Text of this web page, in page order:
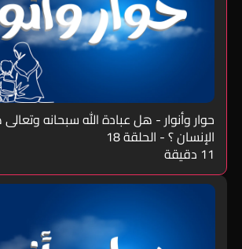
حوار وأنوار - هل عبادة الله سبحانه
الإنسان ؟ - الحلقة 18
11 دقيقة